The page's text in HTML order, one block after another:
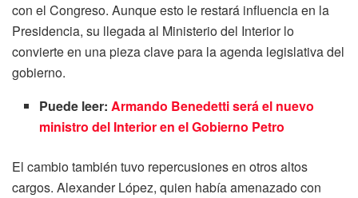
con el Congreso. Aunque esto le restará influencia en la
Presidencia, su llegada al Ministerio del Interior lo
convierte en una pieza clave para la agenda legislativa del
gobierno.
Puede leer:Armando Benedetti será el nuevo
ministro del Interior en el Gobierno Petro
El cambio también tuvo repercusiones en otros altos
cargos. Alexander López, quien había amenazado con